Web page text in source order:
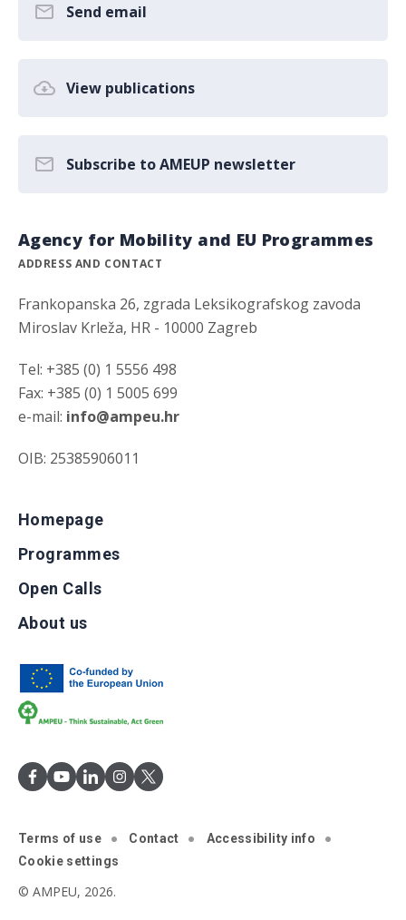
Send email
View publications
Subscribe to AMEUP newsletter
Agency for Mobility and EU Programmes
ADDRESS AND CONTACT
Frankopanska 26, zgrada Leksikografskog zavoda
Miroslav Krleža, HR - 10000 Zagreb
Tel: +385 (0) 1 5556 498
Fax: +385 (0) 1 5005 699
e-mail: info@ampeu.hr
OIB: 25385906011
Homepage
Programmes
Open Calls
About us
Terms of use Contact
Accessibility info
Cookie settings
© AMPEU, 2026.